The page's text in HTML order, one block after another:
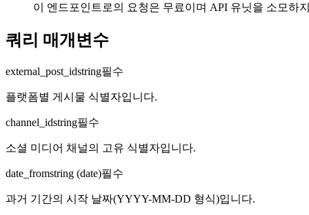
이 엔드포인트로의 요청은 무료이며 API 유닛을 소모하
쿼리 매개변수
external_post_idstring필수
플랫폼별 게시물 식별자입니다.
channel_idstring필수
소셜 미디어 채널의 고유 식별자입니다.
date_fromstring (date)필수
과거 기간의 시작 날짜(YYYY-MM-DD 형식)입니다.